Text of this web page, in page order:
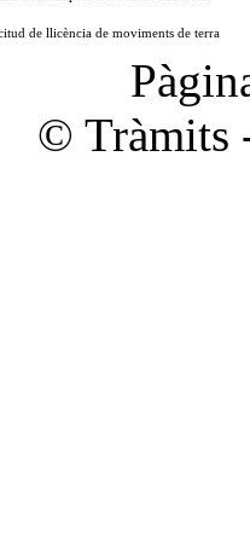
de llicència de moviments de terra
© Tràmits